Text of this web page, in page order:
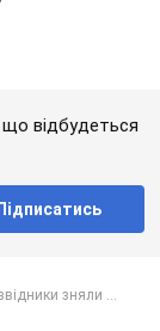
що відбудеться
Підписатись
зняли ...